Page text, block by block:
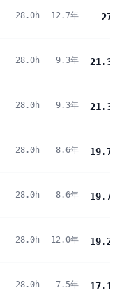
28.0h 12.7年 27
28.0h 9.3年 21.3
28.0h 9.3年 21.3
28.0h 8.6年 19.7
28.0h 8.6年 19.7
28.0h 12.0年 19.2
28.0h 7.5年 17.1